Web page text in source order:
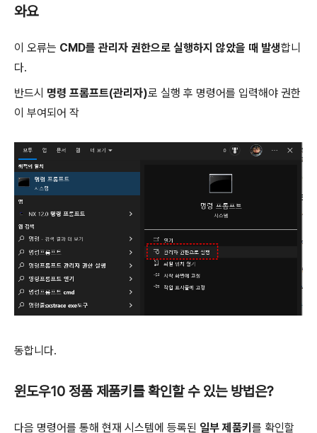
와요
이 오류는 CMD를 관리자 권한으로 실행하지 않았을 때 발생합니
다.
반드시 명령 프롬프트(관리자)로 실행 후 명령어를 입력해야 권한
이 부여되어 작
동합니다.
윈도우10 정품 제품키를 확인할 수 있는 방법은?
다음 명령어를 통해 현재 시스템에 등록된 일부 제품키 를 확인할